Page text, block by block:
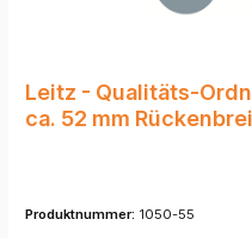
Leitz - Qualitäts-
ca. 52 mm
Produktnummer: 1050-55